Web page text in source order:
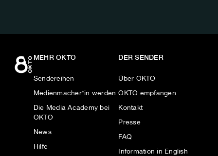
MEHR OKTO
Sendereihen
Medienmacher*in werden
Die Media Academy bei
OKTO
News
Hilfe
DER SENDER
Über OKTO
OKTO empfangen
Kontakt
Presse
FAQ
Information in English